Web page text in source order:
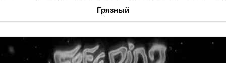
Грязный